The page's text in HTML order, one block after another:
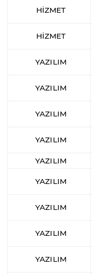
HİZMET
HİZMET
YAZILIM
YAZILIM
YAZILIM
YAZILIM
YAZILIM
YAZILIM
YAZILIM
YAZILIM
YAZILIM